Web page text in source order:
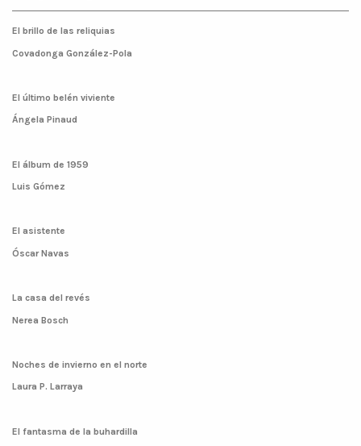
El brillo de las reliquias
Covadonga González-Pola
El último belén viviente
Ángela Pinaud
El álbum de 1959
Luis Gómez
El asistente
Óscar Navas
La casa del revés
Nerea Bosch
Noches de invierno en el norte
Laura P. Larraya
El fantasma de la buhardilla